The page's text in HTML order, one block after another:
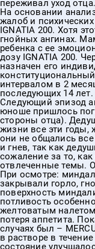
переживал уход отца.
На основании
жалоб и
IGNATIA 200. Хотя
гнойных ангинах.
ребенка с ее
дозу IGNATIA 200.
назначен его
интервалом в 2
последующих 14
Следующий эпизод
юноше пришлось
стороны отца).
жизни все эти годы,
они не общались все
и гнев, так как
сожаление за то,
отвлеченные темы.
При осмотре:
закрывали горло,
поверхность
потливость
желтоватым
потеря аппетита.
случаях был –
в растворе в
состояние